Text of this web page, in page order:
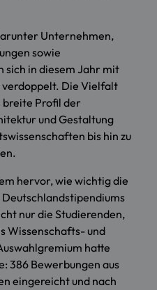
Unternehmen,
sowie
in diesem Jahr mit
verdoppelt. Die Vielfalt
Profil der
und Gestaltung
bis hin zu
hervor, wie wichtig die
nur die Studierenden,
Wissenschafts- und
hatte
386 Bewerbungen aus
eingereicht und nach